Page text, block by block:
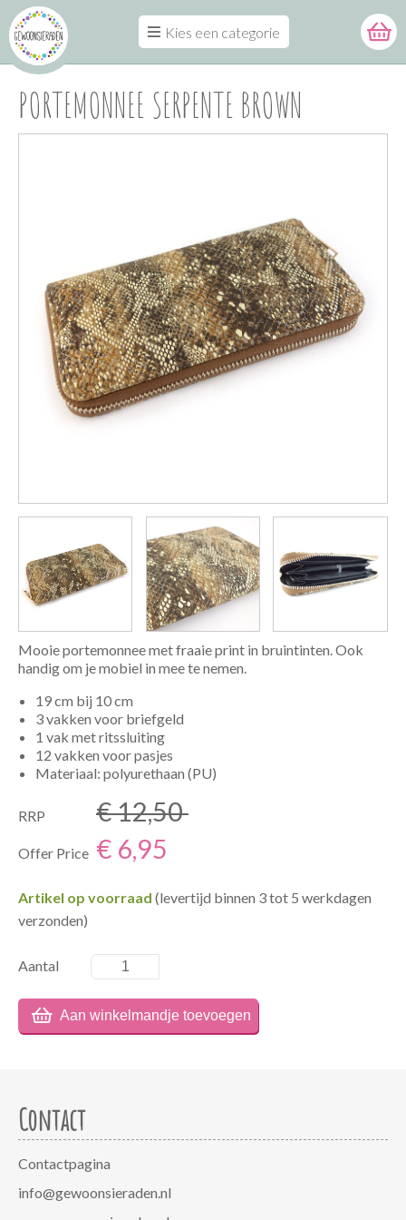
Kies een categorie
PORTEMONNEE SERPENTE BROWN
Mooie portemonnee met fraaie print in bruintinten. Ook
handig om je mobiel in mee te nemen.
19 cm bij 10 cm
3 vakken voor briefgeld
1 vak met ritssluiting
12 vakken voor pasjes
Materiaal: polyurethaan (PU)
RRP € 12,50
Offer Price € 6,95
Artikel op voorraad (levertijd binnen 3 tot 5 werkdagen
verzonden)
Aantal
Contact
Contactpagina
info@gewoonsieraden.nl